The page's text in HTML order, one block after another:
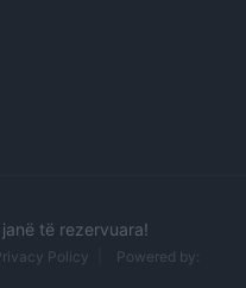
të rezervuara!
Policy
Powered by: